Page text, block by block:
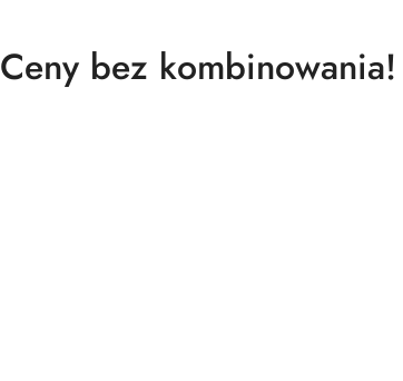
Produkty
Ceny bez kombinowania!